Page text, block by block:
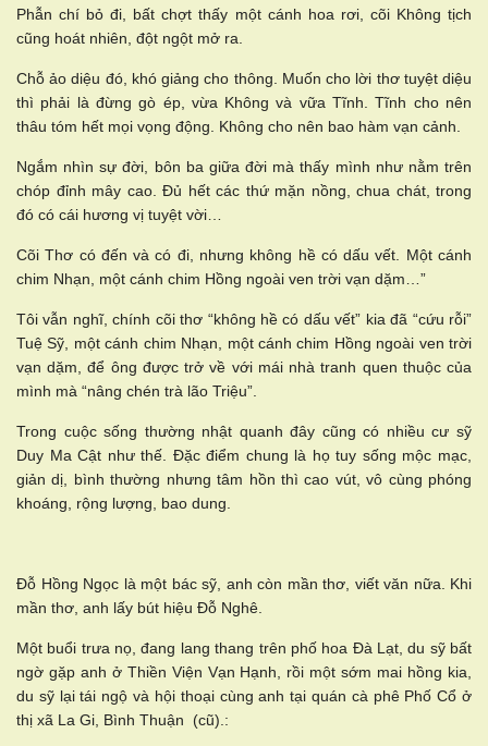
Phẫn chí bỏ đi, bất chợt thấy một cánh hoa rơi, cõi Không tịch
cũng hoát nhiên, đột ngột mở ra.
Chỗ ảo diệu đó, khó giảng cho thông. Muốn cho lời thơ tuyệt diệu
thì phải là đừng gò ép, vừa Không và vữa Tĩnh. Tĩnh cho nên
thâu tóm hết mọi vọng động. Không cho nên bao hàm vạn cảnh.
Ngắm nhìn sự đời, bôn ba giữa đời mà thấy mình như nằm trên
chóp đỉnh mây cao. Đủ hết các thứ mặn nồng, chua chát, trong
đó có cái hương vị tuyệt vời…
Cõi Thơ có đến và có đi, nhưng không hề có dấu vết. Một cánh
chim Nhạn, một cánh chim Hồng ngoài ven trời vạn dặm…”
Tôi vẫn nghĩ, chính cõi thơ “không hề có dấu vết” kia đã “cứu rỗi”
Tuệ Sỹ, một cánh chim Nhạn, một cánh chim Hồng ngoài ven trời
vạn dặm, để ông được trở về với mái nhà tranh quen thuộc của
mình mà “nâng chén trà lão Triệu”.
Trong cuộc sống thường nhật quanh đây cũng có nhiều cư sỹ
Duy Ma Cật như thế. Đặc điểm chung là họ tuy sống mộc mạc,
giản dị, bình thường nhưng tâm hồn thì cao vút, vô cùng phóng
khoáng, rộng lượng, bao dung.
Đỗ Hồng Ngọc là một bác sỹ, anh còn mần thơ, viết văn nữa. Khi
mần thơ, anh lấy bút hiệu Đỗ Nghê.
Một buổi trưa nọ, đang lang thang trên phố hoa Đà Lạt, du sỹ bất
ngờ gặp anh ở Thiền Viện Vạn Hạnh, rồi một sớm mai hồng kia,
du sỹ lại tái ngộ và hội thoại cùng anh tại quán cà phê Phố Cổ ở
thị xã La Gi, Bình Thuận (cũ).: